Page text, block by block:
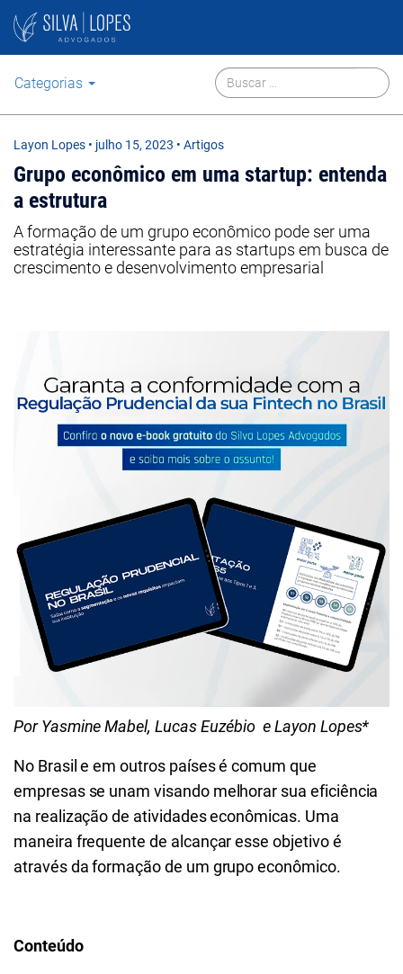
Categorias
Layon Lopes • julho 15, 2023 • Artigos
Grupo econômico em uma startup: entenda
a estrutura
A formação de um grupo econômico pode ser uma
estratégia interessante para as startups em busca de
crescimento e desenvolvimento empresarial
Por Yasmine Mabel, Lucas Euzébio e Layon Lopes*
No Brasil e em outros países é comum que
empresas se unam visando melhorar sua eficiência
na realização de atividades econômicas. Uma
maneira frequente de alcançar esse objetivo é
através da formação de um grupo econômico.
Conteúdo